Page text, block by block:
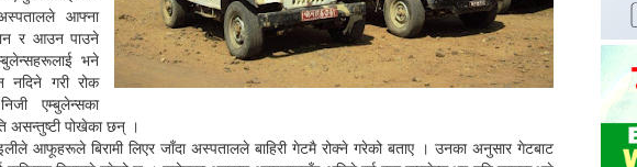
आफ्ना
र आउन पाउने
भने
नदिने गरी रोक
एम्बुलेन्सका
असन्तुष्टी पोखेका छन् ।
आफूहरूले बिरामी लिएर जाँदा अस्पतालले बाहिरी गेटमै रोक्ने गरेको बताए । उनका अनुसार गेटबाट